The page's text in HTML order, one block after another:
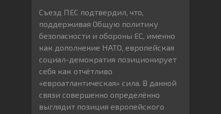
Съезд ПЕС подтвердил, что,
поддерживая Общую политику
безопасности и обороны ЕС, именно
как дополнение НАТО, европейская
социал-демократия позиционирует
себя как отчётливо
«евроатлантическая» сила. В данной
связи совершенно определённо
выглядит позиция европейского